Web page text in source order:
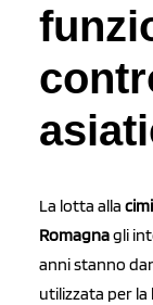
La lotta alla
Romagnagli
anni stanno
utilizzata per